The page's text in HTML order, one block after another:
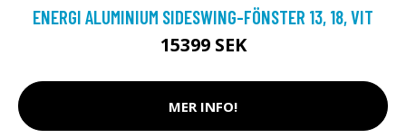
ENERGI ALUMINIUM SIDESWING-FÖNSTER 13, 18, VIT
15399 SEK
MER INFO!